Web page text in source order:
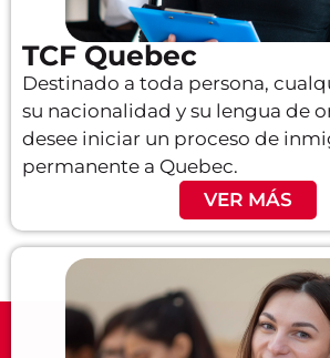
TCF Quebec
Destinado a toda persona,
su nacionalidad y su lengua de
desee iniciar un proceso de
permanente a Quebec.
VER MÁS